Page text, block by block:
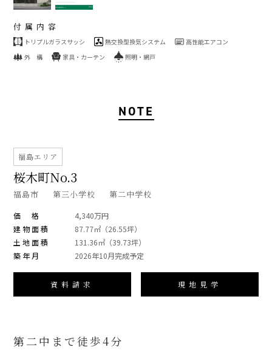
付属内容
トリプルガラスサッシ 熱交換型換気システム
高性能エアコン
外 構
家具・カーテン 照明・網戸
NOTE
福島エリア
桜木町No.3
福島市 第三小学校 第二中学校
価 格
4,340万円
建物面積
87.77㎡（26.55坪）
土地面積
131.36㎡（39.73坪）
築年月
2026年10月完成予定
資料請求 現地見学
第二中まで徒歩4分